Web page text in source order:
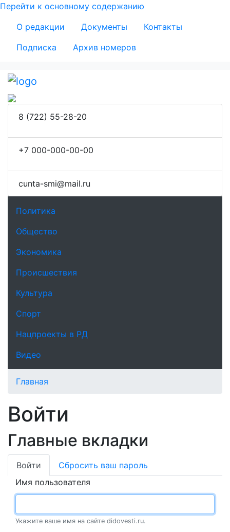
Перейти к основному содержанию
Secondary Menu
О редакции Документы
Контакты
Подписка
Архив номеров
8 (722) 55-28-20
+7 000-000-00-00
сunta-smi@mail.ru
Основная навигация
Политика
Общество
Экономика
Происшествия
Культура
Спорт
Нацпроекты в РД
Видео
Главная
Войти
Главные вкладки
Войти
Сбросить ваш пароль
Имя пользователя
Укажите ваше имя на сайте didovesti.ru.